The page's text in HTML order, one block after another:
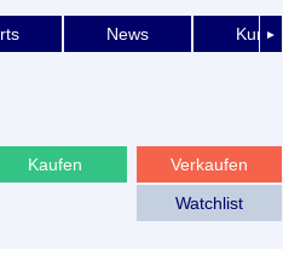
►
News
Verkaufen
Kaufen
Watchlist